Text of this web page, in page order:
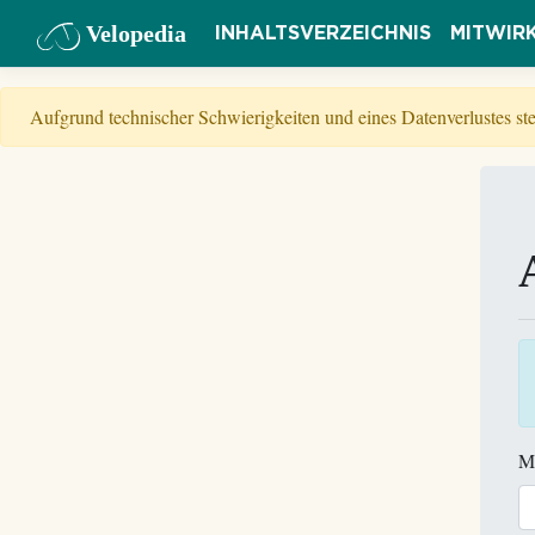
Velopedia INHALTSVERZEICHNIS
Aufgrund technischer Schwierigkeiten und eines Datenverlustes